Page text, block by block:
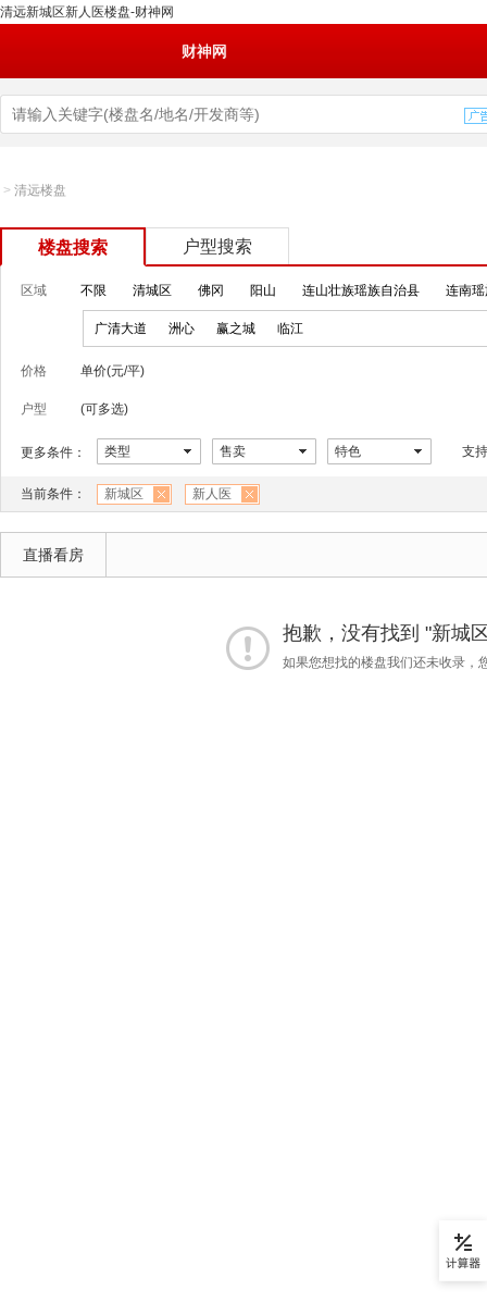
清远新城区新人医楼盘-财神网
财神网
> 清远楼盘
楼盘搜索 户型搜索
区域 不限 清城区 佛冈 阳山 连山壮族瑶族自治县 连南
广清大道 洲心 赢之城 临江
价格 单价(元/平)
户型 (可多选)
更多条件： 类型 售卖 特色 支
当前条件： 新城区 新人医
直播看房
抱歉，没有找到 "新城
如果您想找的楼盘我们还未收录，